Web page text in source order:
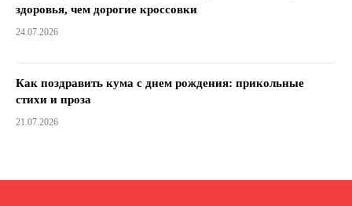
здоровья, чем дорогие кроссовки
24.07.2026
Как поздравить кума с днем ​​рождения: прикольные
стихи и проза
21.07.2026